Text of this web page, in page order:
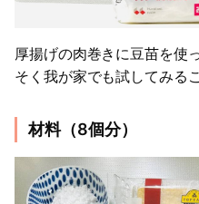
厚揚げの肉巻きに豆苗を使
そく我が家でも試してみる
材料（8個分）